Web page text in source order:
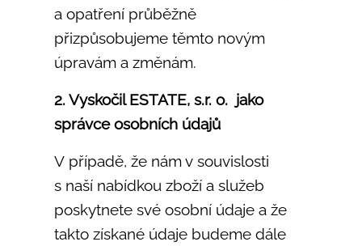
a opatření průběžně
přizpůsobujeme těmto novým
úpravám a změnám.
2. Vyskočil ESTATE, s.r. o. jako
správce osobních údajů
V případě, že nám v souvislosti
s naší nabídkou zboží a služeb
poskytnete své osobní údaje a že
takto získané údaje budeme dále